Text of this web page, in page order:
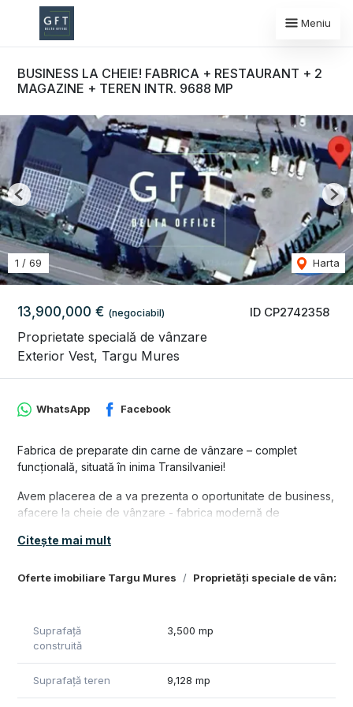
Meniu
BUSINESS LA CHEIE! FABRICA + RESTAURANT + 2
MAGAZINE + TEREN INTR. 9688 MP
ID CP2742358
13,900,000 € (negociabil)
Proprietate specială de vânzare
Exterior Vest, Targu Mures
1 / 69 Harta
Previous
Oferte imobiliare Targu Mures Proprietăți speciale de
WhatsApp Facebook
Fabrica de preparate din carne de vânzare – complet
funcțională, situată în inima Transilvaniei!
Avem placerea de a va prezenta o oportunitate de business,
afacere la cheie de vânzare - fabrica modernă de
localizată strategic în inima Transilvaniei. Aceasta reprezintă
Peste 30 de ani de activitate, cu contracte de distribuire in
Nr. angajati: 75
• 6 camere de congelare
Citește mai mult
Suprafață
construită
3,500 mp
Suprafață teren 9,128 mp